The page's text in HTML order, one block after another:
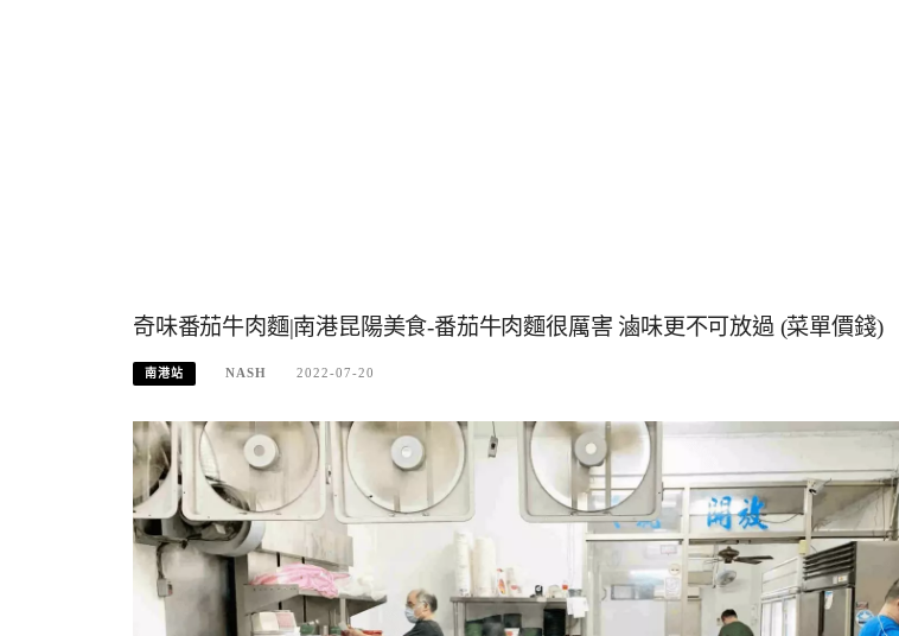
奇味番茄牛肉麵|南港昆陽美食-番茄牛肉麵很厲害 滷味更不可放過 (菜單價錢)
南港站 NASH 2022-07-20